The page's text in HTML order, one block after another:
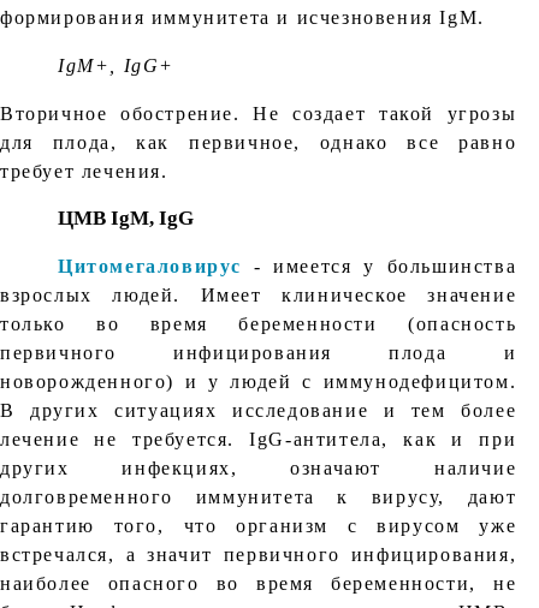
формирования иммунитета и исчезновения IgM.
IgM+, IgG+
Вторичное обострение. Не создает такой угрозы
для плода, как первичное, однако все равно
требует лечения.
ЦМВ IgM, IgG
Цитомегаловирус
- имеется у большинства
взрослых людей. Имеет клиническое значение
только во время беременности (опасность
первичного инфицирования плода и
новорожденного) и у людей с иммунодефицитом.
В других ситуациях исследование и тем более
лечение не требуется. IgG-антитела, как и при
других инфекциях, означают наличие
долговременного иммунитета к вирусу, дают
гарантию того, что организм с вирусом уже
встречался, а значит первичного инфицирования,
наиболее опасного во время беременности, не